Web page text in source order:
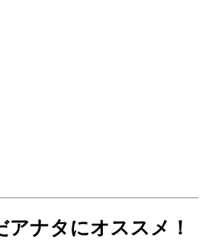
アナタにオススメ！